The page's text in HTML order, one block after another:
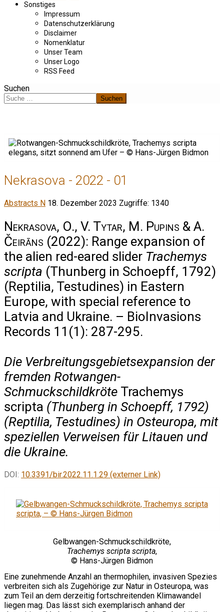
Sonstiges
Impressum
Datenschutzerklärung
Disclaimer
Nomenklatur
Unser Team
Unser Logo
RSS Feed
Suchen
Suchen
Nekrasova - 2022 - 01
Abstracts N 18. Dezember 2023 Zugriffe: 1340
Nekrasova, O., V. Tytar, M. Pupins & A.
Čeirāns (2022): Range expansion of
the alien red-eared slider Trachemys
scripta (Thunberg in Schoepff, 1792)
(Reptilia, Testudines) in Eastern
Europe, with special reference to
Latvia and Ukraine. – BioInvasions
Records 11(1): 287-295.
Die Verbreitungsgebietsexpansion der
fremden Rotwangen-
Schmuckschildkröte Trachemys
scripta (Thunberg in Schoepff, 1792)
(Reptilia, Testudines) in Osteuropa, mit
speziellen Verweisen für Litauen und
die Ukraine.
DOI: 10.3391/bir.2022.11.1.29 (externer Link)
Gelbwangen-Schmuckschildkröte,
Trachemys scripta scripta,
© Hans-Jürgen Bidmon
Eine zunehmende Anzahl an thermophilen, invasiven Spezies
verbreiten sich als Zugehörige zur Natur in Osteuropa, was
zum Teil an dem derzeitig fortschreitenden Klimawandel
liegen mag. Das lässt sich exemplarisch anhand der